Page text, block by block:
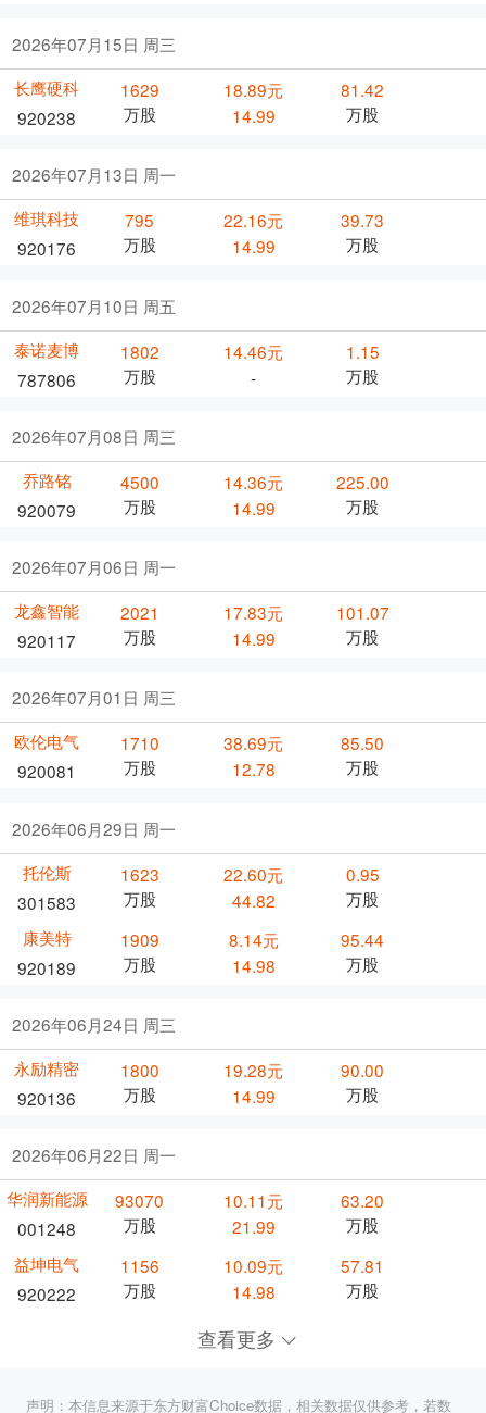
2026年07月15日 周三
长鹰硬科
920238
1629
万股
18.89元
14.99
81.42
万股
2026年07月13日 周一
维琪科技
920176
795
万股
22.16元
14.99
39.73
万股
2026年07月10日 周五
泰诺麦博
787806
1802
万股
14.46元
-
1.15
万股
2026年07月08日 周三
乔路铭
920079
4500
万股
14.36元
14.99
225.00
万股
2026年07月06日 周一
龙鑫智能
920117
2021
万股
17.83元
14.99
101.07
万股
2026年07月01日 周三
欧伦电气
920081
1710
万股
38.69元
12.78
85.50
万股
2026年06月29日 周一
托伦斯
301583
1623
万股
22.60元
44.82
0.95
万股
康美特
920189
1909
万股
8.14元
14.98
95.44
万股
2026年06月24日 周三
永励精密
920136
1800
万股
19.28元
14.99
90.00
万股
2026年06月22日 周一
华润新能源
001248
93070
万股
10.11元
21.99
63.20
万股
益坤电气
920222
1156
万股
10.09元
14.98
57.81
万股
查看更多
声明：本信息来源于东方财富Choice数据，相关数据仅供参考，若数